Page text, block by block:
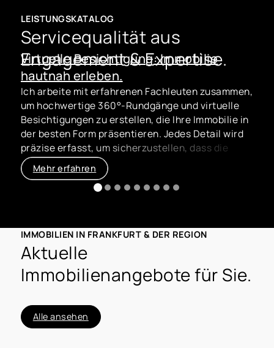
LEISTUNGSKATALOG
Servicequalität aus
Engagement & Expertise.
Virtuelle Besichtigung: Immobilie
hautnah erleben.
Ich arbeite mit erfahrenen Fachleuten zusammen,
um hochwertige 360°-Rundgänge und virtuelle
Besichtigungen zu erstellen, die Ihre Immobilie in
der besten Form präsentieren. Jedes Detail wird
präzise erfasst, um sicherzustellen, dass die
virtuelle Erfahrung genauso beeindruckend ist
wie eine persönliche Besichtigung.
Mehr erfahren
IMMOBILIEN IN FRANKFURT & DER REGION
Aktuelle
Immobilienangebote für Sie.
Alle ansehen